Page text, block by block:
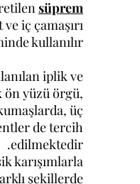
süprem
iç çamaşırı
kullanılır.
iplik ve
yüzü örgü,
üç
de tercih
edilmektedir.
karışımlarla
şekillerde